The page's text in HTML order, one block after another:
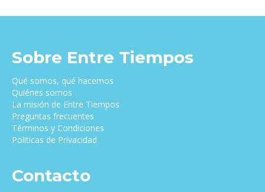
Sobre Entre Tiempos
Qué somos, qué hacemos
Quiénes somos
La misión de Entre Tiempos
Preguntas frecuentes
Términos y Condiciones
Politicas de Privacidad
Contacto